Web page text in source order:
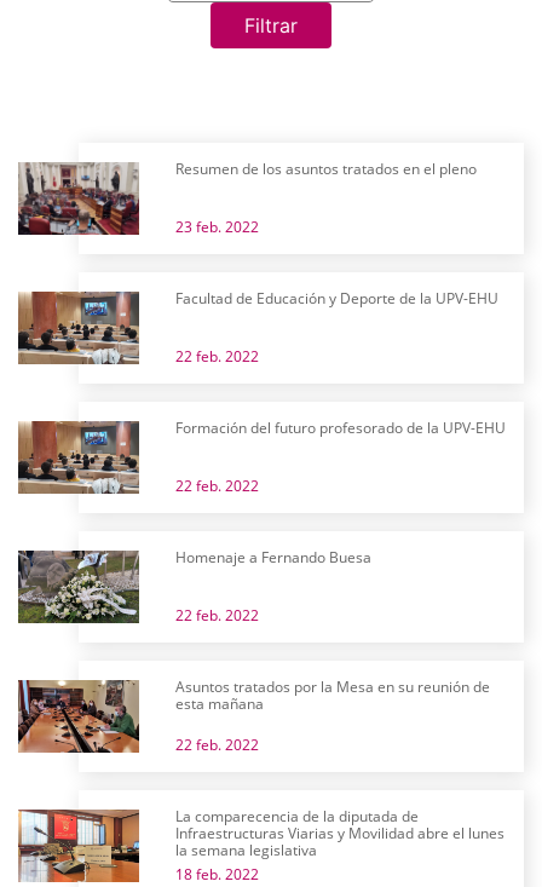
Filtrar
Resumen de los asuntos tratados en el pleno
23 feb. 2022
Facultad de Educación y Deporte de la UPV-EHU
22 feb. 2022
Formación del futuro profesorado de la UPV-EHU
22 feb. 2022
Homenaje a Fernando Buesa
22 feb. 2022
Asuntos tratados por la Mesa en su reunión de
esta mañana
22 feb. 2022
La comparecencia de la diputada de
Infraestructuras Viarias y Movilidad abre el lunes
la semana legislativa
18 feb. 2022